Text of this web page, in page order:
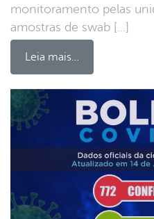
monitoramento pelas
amostras de swab […]
Leia mais…